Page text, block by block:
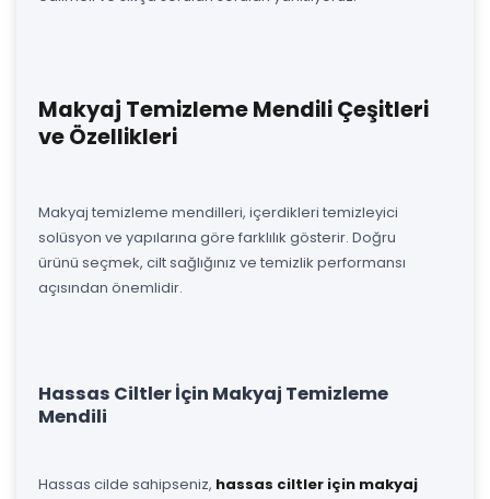
Makyaj Temizleme Mendili Çeşitleri
ve Özellikleri
Makyaj temizleme mendilleri, içerdikleri temizleyici
solüsyon ve yapılarına göre farklılık gösterir. Doğru
ürünü seçmek, cilt sağlığınız ve temizlik performansı
açısından önemlidir.
Hassas Ciltler İçin Makyaj Temizleme
Mendili
Hassas cilde sahipseniz, hassas ciltler için makyaj